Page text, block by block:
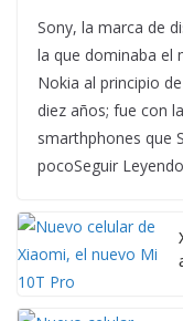
Sony, la marca de
la que dominaba el
Nokia al principio
diez años; fue con
smarthphones que
pocoSeguir Leyendo